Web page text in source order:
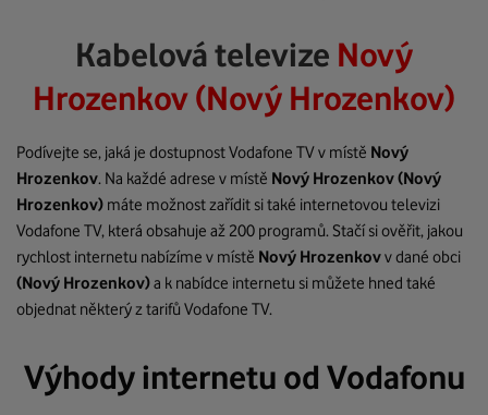
Kabelová televize Nový
Hrozenkov (Nový Hrozenkov)
Podívejte se, jaká je dostupnost Vodafone TV v místě Nový
Hrozenkov. Na každé adrese v místě Nový Hrozenkov(Nový
Hrozenkov) máte možnost zařídit si také internetovou televizi
Vodafone TV, která obsahuje až 200 programů. Stačí si ověřit, jakou
rychlost internetu nabízíme v místě Nový Hrozenkovv dané obci
(Nový Hrozenkov)a k nabídce internetu si můžete hned také
objednat některý z tarifů Vodafone TV.
Výhody internetu od Vodafonu